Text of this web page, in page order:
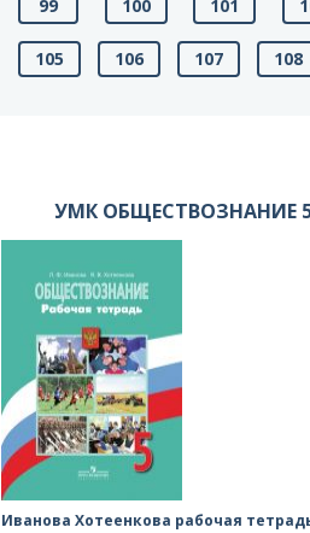
99 100 101
105 106 107 108
УМК ОБЩЕСТВОЗНАНИЕ
Иванова Хотеенкова рабочая